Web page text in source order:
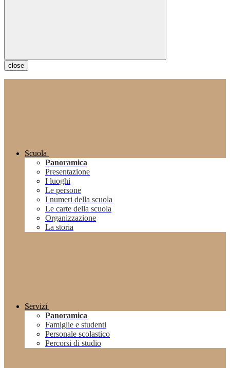
close
Scuola
Panoramica
Presentazione
I luoghi
Le persone
I numeri della scuola
Le carte della scuola
Organizzazione
La storia
Servizi
Panoramica
Famiglie e studenti
Personale scolastico
Percorsi di studio